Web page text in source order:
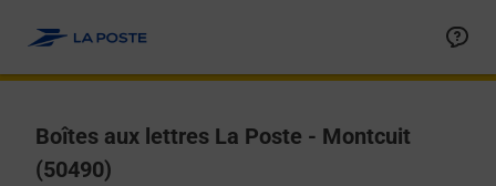
Boîtes aux lettres La Poste - Montcuit
(50490)